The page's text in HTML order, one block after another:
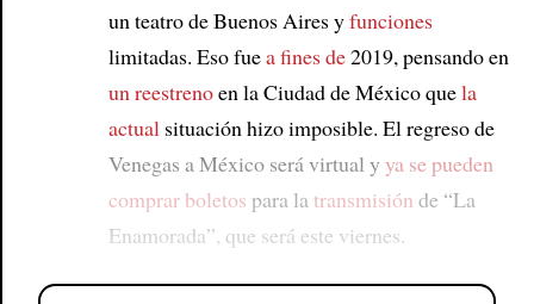
un teatro de Buenos Aires yfunciones
limitadas. Eso fuea fines de2019, pensando en
un reestrenoen la Ciudad de México quela
actual situación hizo imposible. El regreso de
Venegas a México será virtual y ya se pueden
comprar boletos para la transmisión de “La
Enamorada”, que será este viernes.